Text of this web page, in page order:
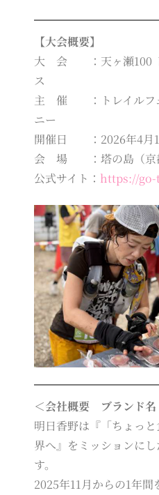
【大会概要】
大 会 ：天ヶ瀬100 ト
ス
主 催 ：トレイルフェ
ニー
開催日 ：2026年4月11
会 場 ：塔の島（京都
公式サイト： https://
＜会社概要 ブランド名
明日香野は『「ちょっ
界へ』をミッションに
す。
2025年11月からの1年